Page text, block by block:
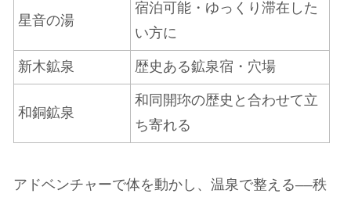
星音の湯
宿泊可能・ゆっくり滞在した
い方に
新木鉱泉 歴史ある鉱泉宿・穴場
和銅鉱泉
和同開珎の歴史と合わせて立
ち寄れる
アドベンチャーで体を動かし、温泉で整える——秩